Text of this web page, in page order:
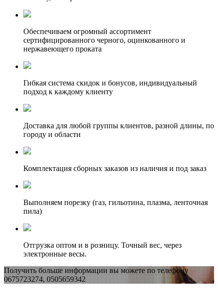
Обеспечиваем огромный ассортимент
сертифицированного черного, оцинкованного и
нержавеющего проката
Гибкая система скидок и бонусов, индивидуальный
подход к каждому клиенту
Доставка для любой группы клиентов, разной длины, по
городу и области
Комплектация сборных заказов из наличия и под заказ
Выполняем порезку (газ, гильотина, плазма, ленточная
пила)
Отгрузка оптом и в розницу. Точный вес, через
электронные весы.
Получить больше информации вы можете по телефону
0675723274, 0505659342